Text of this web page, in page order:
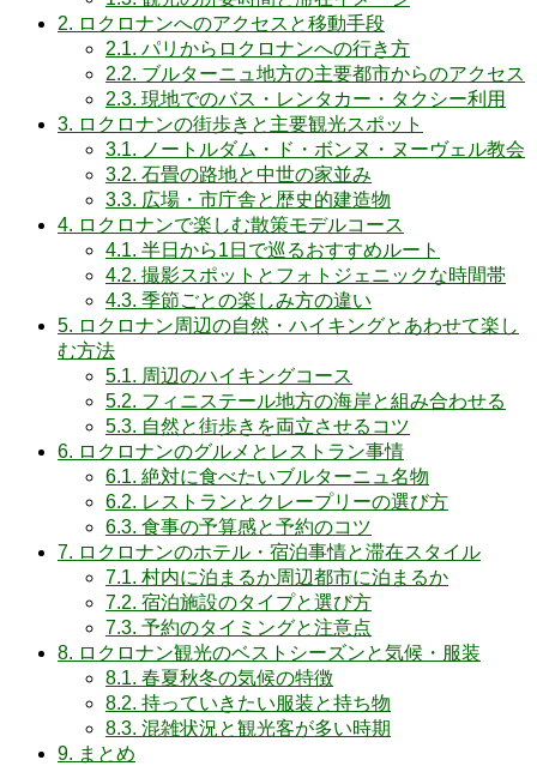
2. ロクロナンへのアクセスと移動手段
2.1. パリからロクロナンへの行き方
2.2. ブルターニュ地方の主要都市からのアクセス
2.3. 現地でのバス・レンタカー・タクシー利用
3. ロクロナンの街歩きと主要観光スポット
3.1. ノートルダム・ド・ボンヌ・ヌーヴェル教会
3.2. 石畳の路地と中世の家並み
3.3. 広場・市庁舎と歴史的建造物
4. ロクロナンで楽しむ散策モデルコース
4.1. 半日から1日で巡るおすすめルート
4.2. 撮影スポットとフォトジェニックな時間帯
4.3. 季節ごとの楽しみ方の違い
5. ロクロナン周辺の自然・ハイキングとあわせて楽し
む方法
5.1. 周辺のハイキングコース
5.2. フィニステール地方の海岸と組み合わせる
5.3. 自然と街歩きを両立させるコツ
6. ロクロナンのグルメとレストラン事情
6.1. 絶対に食べたいブルターニュ名物
6.2. レストランとクレープリーの選び方
6.3. 食事の予算感と予約のコツ
7. ロクロナンのホテル・宿泊事情と滞在スタイル
7.1. 村内に泊まるか周辺都市に泊まるか
7.2. 宿泊施設のタイプと選び方
7.3. 予約のタイミングと注意点
8. ロクロナン観光のベストシーズンと気候・服装
8.1. 春夏秋冬の気候の特徴
8.2. 持っていきたい服装と持ち物
8.3. 混雑状況と観光客が多い時期
9. まとめ